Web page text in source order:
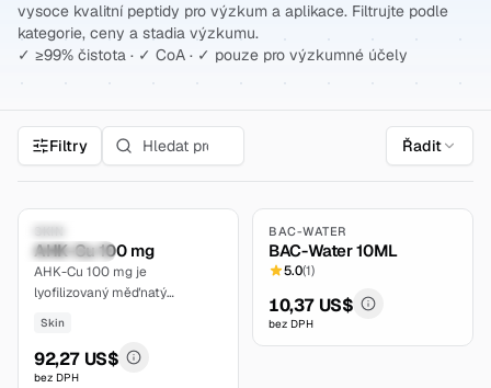
vysoce kvalitní peptidy pro výzkum a aplikace. Filtrujte podle
kategorie, ceny a stadia výzkumu.
✓ ≥99% čistota · ✓ CoA · ✓ pouze pro výzkumné účely
Filtry Řadit
limited
AHK-Cu 100 mg
AHK-Cu 100 mg je
lyofilizovaný měďnatý
folikulů ex vivo a buněk
dermální papily in vitro.
Skin
92,27 US$
bez DPH
BAC-WATER
BAC-Water 10ML
5.0(1)
10,37 US$
bez DPH